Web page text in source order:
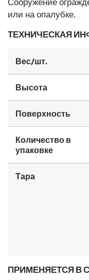
или на опалубке.
ТЕХНИЧЕСКАЯ
Вес/шт.
Высота
Поверхность
Количество в
упаковке
Тара
ПРИМЕНЯЕТСЯ В